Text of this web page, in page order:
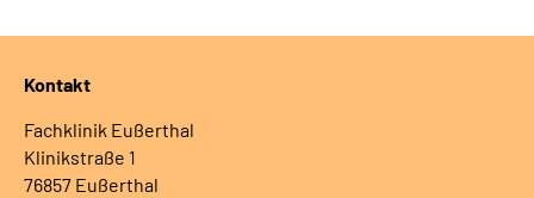
Kontakt
Fachklinik Eußerthal
Klinikstraße 1
76857 Eußerthal